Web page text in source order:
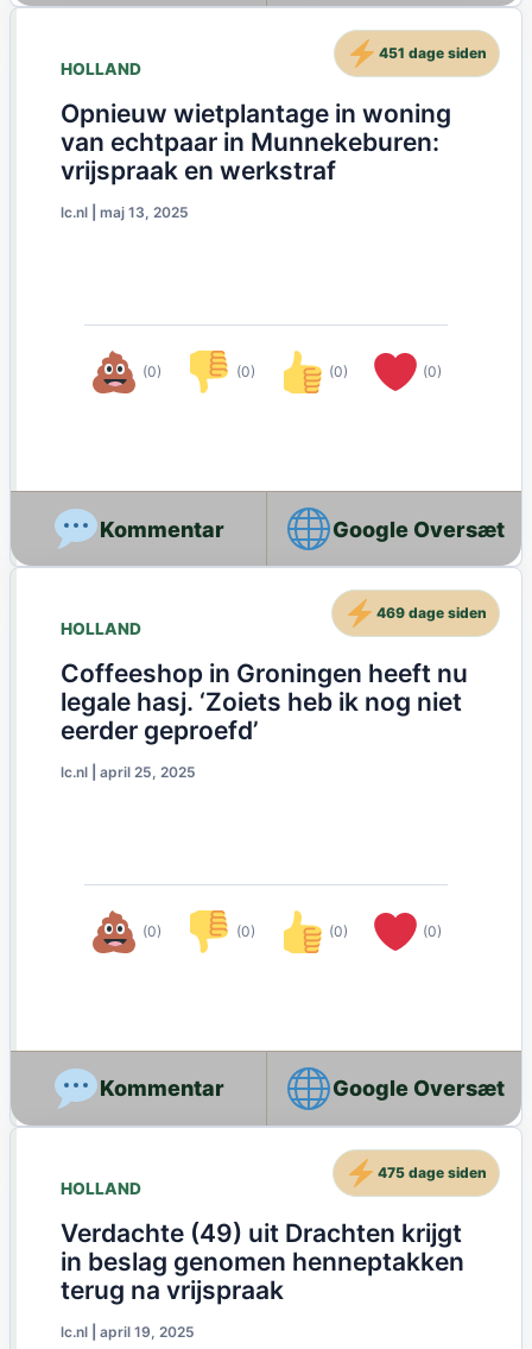
HOLLAND
Opnieuw wietplantage in woning
van echtpaar in Munnekeburen:
vrijspraak en werkstraf
lc.nl maj 13, 2025
(0) (0) (0) (0)
451 dage siden
Google Oversæt
HOLLAND
Coffeeshop in Groningen heeft nu
legale hasj. ‘Zoiets heb ik nog niet
eerder geproefd’
lc.nl april 25, 2025
(0) (0) (0) (0)
469 dage siden
Google Oversæt
HOLLAND
Verdachte (49) uit Drachten krijgt
in beslag genomen henneptakken
terug na vrijspraak
lc.nl april 19, 2025
475 dage siden